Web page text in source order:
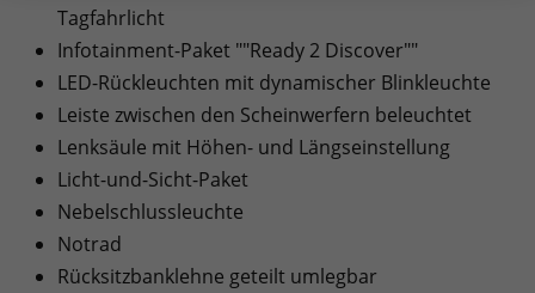
Tagfahrlicht
Infotainment-Paket ""Ready 2 Discover""
LED-Rückleuchten mit dynamischer Blinkleuchte
Leiste zwischen den Scheinwerfern beleuchtet
Lenksäule mit Höhen- und Längseinstellung
Licht-und-Sicht-Paket
Nebelschlussleuchte
Notrad
Rücksitzbanklehne geteilt umlegbar